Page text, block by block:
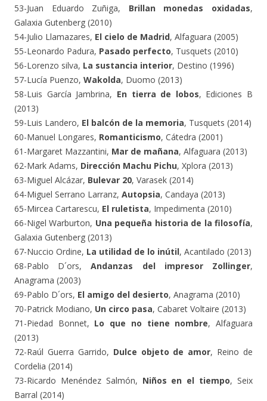
53-Juan Eduardo Zuñiga, Brillan monedas oxidadas,
Galaxia Gutenberg (2010)
54-Julio Llamazares, El cielo de Madrid, Alfaguara (2005)
55-Leonardo Padura, Pasado perfecto, Tusquets (2010)
56-Lorenzo silva, La sustancia interior, Destino (1996)
57-Lucía Puenzo, Wakolda, Duomo (2013)
58-Luis García Jambrina, En tierra de lobos, Ediciones B
(2013)
59-Luis Landero, El balcón de la memoria, Tusquets (2014)
60-Manuel Longares, Romanticismo, Cátedra (2001)
61-Margaret Mazzantini, Mar de mañana, Alfaguara (2013)
62-Mark Adams, Dirección Machu Pichu, Xplora (2013)
63-Miguel Alcázar, Bulevar 20, Varasek (2014)
64-Miguel Serrano Larranz, Autopsia, Candaya (2013)
65-Mircea Cartarescu, El ruletista, Impedimenta (2010)
66-Nigel Warburton, Una pequeña historia de la filosofía,
Galaxia Gutenberg (2013)
67-Nuccio Ordine, La utilidad de lo inútil, Acantilado (2013)
68-Pablo D´ors,Andanzas del impresor Zollinger,
Anagrama (2003)
69-Pablo D´ors, El amigo del desierto, Anagrama (2010)
70-Patrick Modiano, Un circo pasa, Cabaret Voltaire (2013)
71-Piedad Bonnet, Lo que no tiene nombre, Alfaguara
(2013)
72-Raúl Guerra Garrido, Dulce objeto de amor, Reino de
Cordelia (2014)
73-Ricardo Menéndez Salmón, Niños en el tiempo, Seix
Barral (2014)